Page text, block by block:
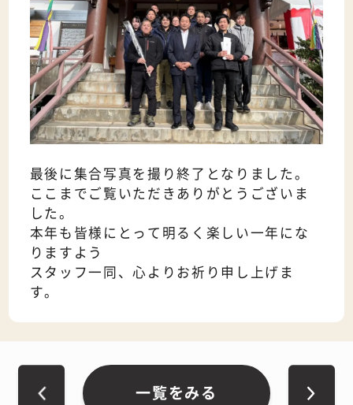
最後に集合写真を撮り終了となりました。
ここまでご覧いただきありがとうございま
した。
本年も皆様にとって明るく楽しい一年にな
りますよう
スタッフ一同、心よりお祈り申し上げま
す。
一覧をみる